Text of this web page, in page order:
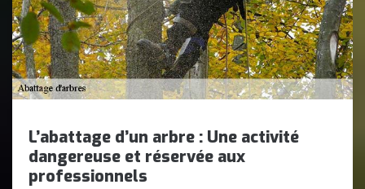
L’abattage d’un arbre : Une activité
dangereuse et réservée aux
professionnels